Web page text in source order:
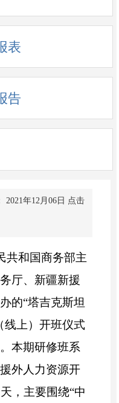
表
告
2021年12月06日 点击
共和国商务部主
厅、新疆新援
的“塔吉克斯坦
线上）开班仪式
本期研修班系
外人力资源开
天，主要围绕“中